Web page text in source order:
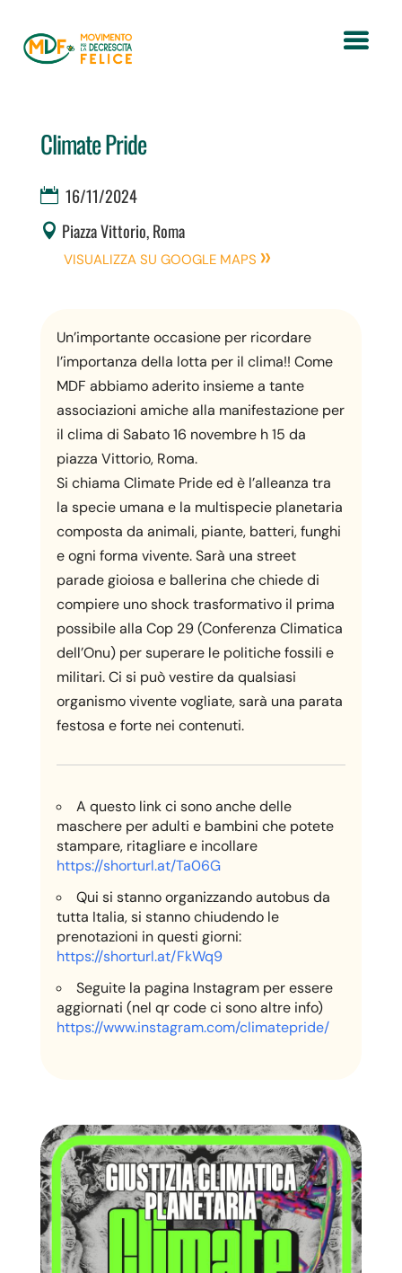
Climate Pride
16/11/2024
Piazza Vittorio, Roma
VISUALIZZA SU GOOGLE MAPS
Un’importante occasione per ricordare
l’importanza della lotta per il clima!! Come
MDF abbiamo aderito insieme a tante
associazioni amiche alla manifestazione per
il clima di Sabato 16 novembre h 15 da
piazza Vittorio, Roma.
Si chiama Climate Pride ed è l’alleanza tra
la specie umana e la multispecie planetaria
composta da animali, piante, batteri, funghi
e ogni forma vivente. Sarà una street
parade gioiosa e ballerina che chiede di
compiere uno shock trasformativo il prima
possibile alla Cop 29 (Conferenza Climatica
dell’Onu) per superare le politiche fossili e
militari.Ci si può vestire da qualsiasi
organismo vivente vogliate, sarà una parata
festosa e forte nei contenuti.
A questo link ci sono anche delle
maschere per adulti e bambini che potete
stampare, ritagliare e incollare
https://shorturl.at/Ta06G
Qui si stanno organizzando autobus da
tutta Italia, si stanno chiudendo le
prenotazioni in questi giorni:
https://shorturl.at/FkWq9
Seguite la pagina Instagram per essere
aggiornati (nel qr code ci sono altre info)
https://www.instagram.com/climatepride/